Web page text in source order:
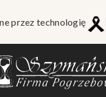
przez technologię